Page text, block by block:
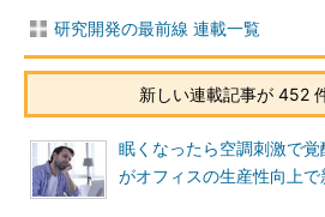
研究開発の最前線 連載一覧
新しい連載記事が 452
眠くなったら空調刺激で
がオフィスの生産性向上で